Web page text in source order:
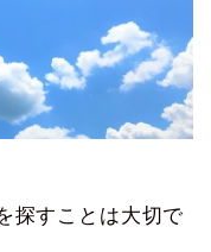
探すことは大切で